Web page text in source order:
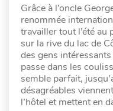
Grâce à l’oncle
renommée
travailler tout l’été au
sur la rive du lac de
des gens
passe dans les
semble parfait,
désagréables
l’hôtel et mettent en